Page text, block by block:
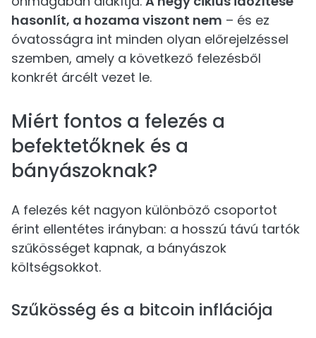
hasonlít, a hozama viszont nem – és ez
óvatosságra int minden olyan előrejelzéssel
szemben, amely a következő felezésből
konkrét árcélt vezet le.
Miért fontos a felezés a
befektetőknek és a
bányászoknak?
A felezés két nagyon különböző csoportot
érint ellentétes irányban: a hosszú távú tartók
szűkösséget kapnak, a bányászok
költségsokkot.
Szűkösség és a bitcoin inflációja